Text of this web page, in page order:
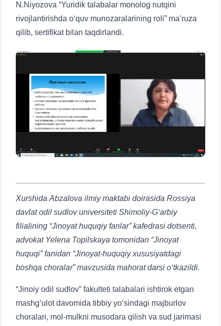
N.Niyozova “Yuridik talabalar monolog nutqini
rivojlantirishda o‘quv munozaralarining roli” ma’ruza
qilib, sertifikat bilan taqdirlandi.
Xurshida Abzalova ilmiy maktabi doirasida Rossiya
davlat odil sudlov universiteti Shimoliy-G‘arbiy
filialining “Jinoyat huquqiy fanlar” kafedrasi dotsenti,
advokat Yelena Topilskaya tomonidan “Jinoyat
huquqi” fanidan “Jinoyat-huquqiy xususiyatdagi
boshqa choralar” mavzusida mahorat darsi o‘tkazildi.
“Jinoiy odil sudlov” fakulteti talabalari ishtirok etgan
mashg‘ulot davomida tibbiy yo‘sindagi majburlov
choralari, mol-mulkni musodara qilish va sud jarimasi